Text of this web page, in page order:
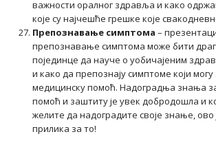
важности оралног здравља и како
које су најчешће грешке које
Препознавање симптома –
препознавање симптома може бити
појединце да науче о уобичајеним
и како да препознају симптоме који
медицинску помоћ. Надоградња знања
помоћ и заштиту је увек добродошла и
желите да надоградите своје знање, ово
прилика за то!